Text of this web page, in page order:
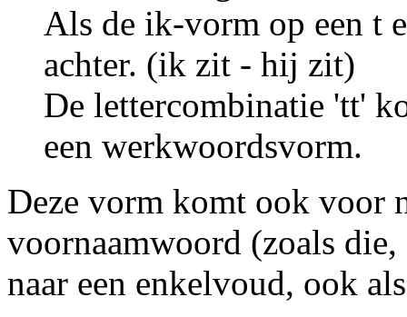
Als de ik-vorm op een t
achter. (ik zit - hij zit)
De lettercombinatie 'tt'
een werkwoordsvorm.
Deze vorm komt ook voor
voornaamwoord (zoals
naar een enkelvoud, ook